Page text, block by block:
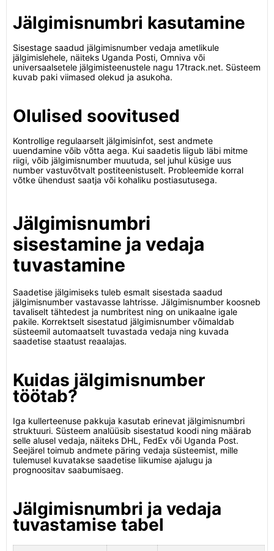
Jälgimisnumbri kasutamine
Sisestage saadud jälgimisnumber vedaja ametlikule
jälgimislehele, näiteks Uganda Posti, Omniva või
universaalsetele jälgimisteenustele nagu 17track.net. Süsteem
kuvab paki viimased olekud ja asukoha.
Olulised soovitused
Kontrollige regulaarselt jälgimisinfot, sest andmete
uuendamine võib võtta aega. Kui saadetis liigub läbi mitme
riigi, võib jälgimisnumber muutuda, sel juhul küsige uus
number vastuvõtvalt postiteenistuselt. Probleemide korral
võtke ühendust saatja või kohaliku postiasutusega.
Jälgimisnumbri
sisestamine ja vedaja
tuvastamine
Saadetise jälgimiseks tuleb esmalt sisestada saadud
jälgimisnumber vastavasse lahtrisse. Jälgimisnumber koosneb
tavaliselt tähtedest ja numbritest ning on unikaalne igale
pakile. Korrektselt sisestatud jälgimisnumber võimaldab
süsteemil automaatselt tuvastada vedaja ning kuvada
saadetise staatust reaalajas.
Kuidas jälgimisnumber
töötab?
Iga kullerteenuse pakkuja kasutab erinevat jälgimisnumbri
struktuuri. Süsteem analüüsib sisestatud koodi ning määrab
selle alusel vedaja, näiteks DHL, FedEx või Uganda Post.
Seejärel toimub andmete päring vedaja süsteemist, mille
tulemusel kuvatakse saadetise liikumise ajalugu ja
prognoositav saabumisaeg.
Jälgimisnumbri ja vedaja
tuvastamise tabel